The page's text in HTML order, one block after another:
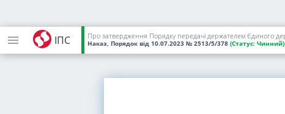
ІПС Наказ, Порядок від 10.07.2023 № 2513/5/378 (Статус: Чинний)